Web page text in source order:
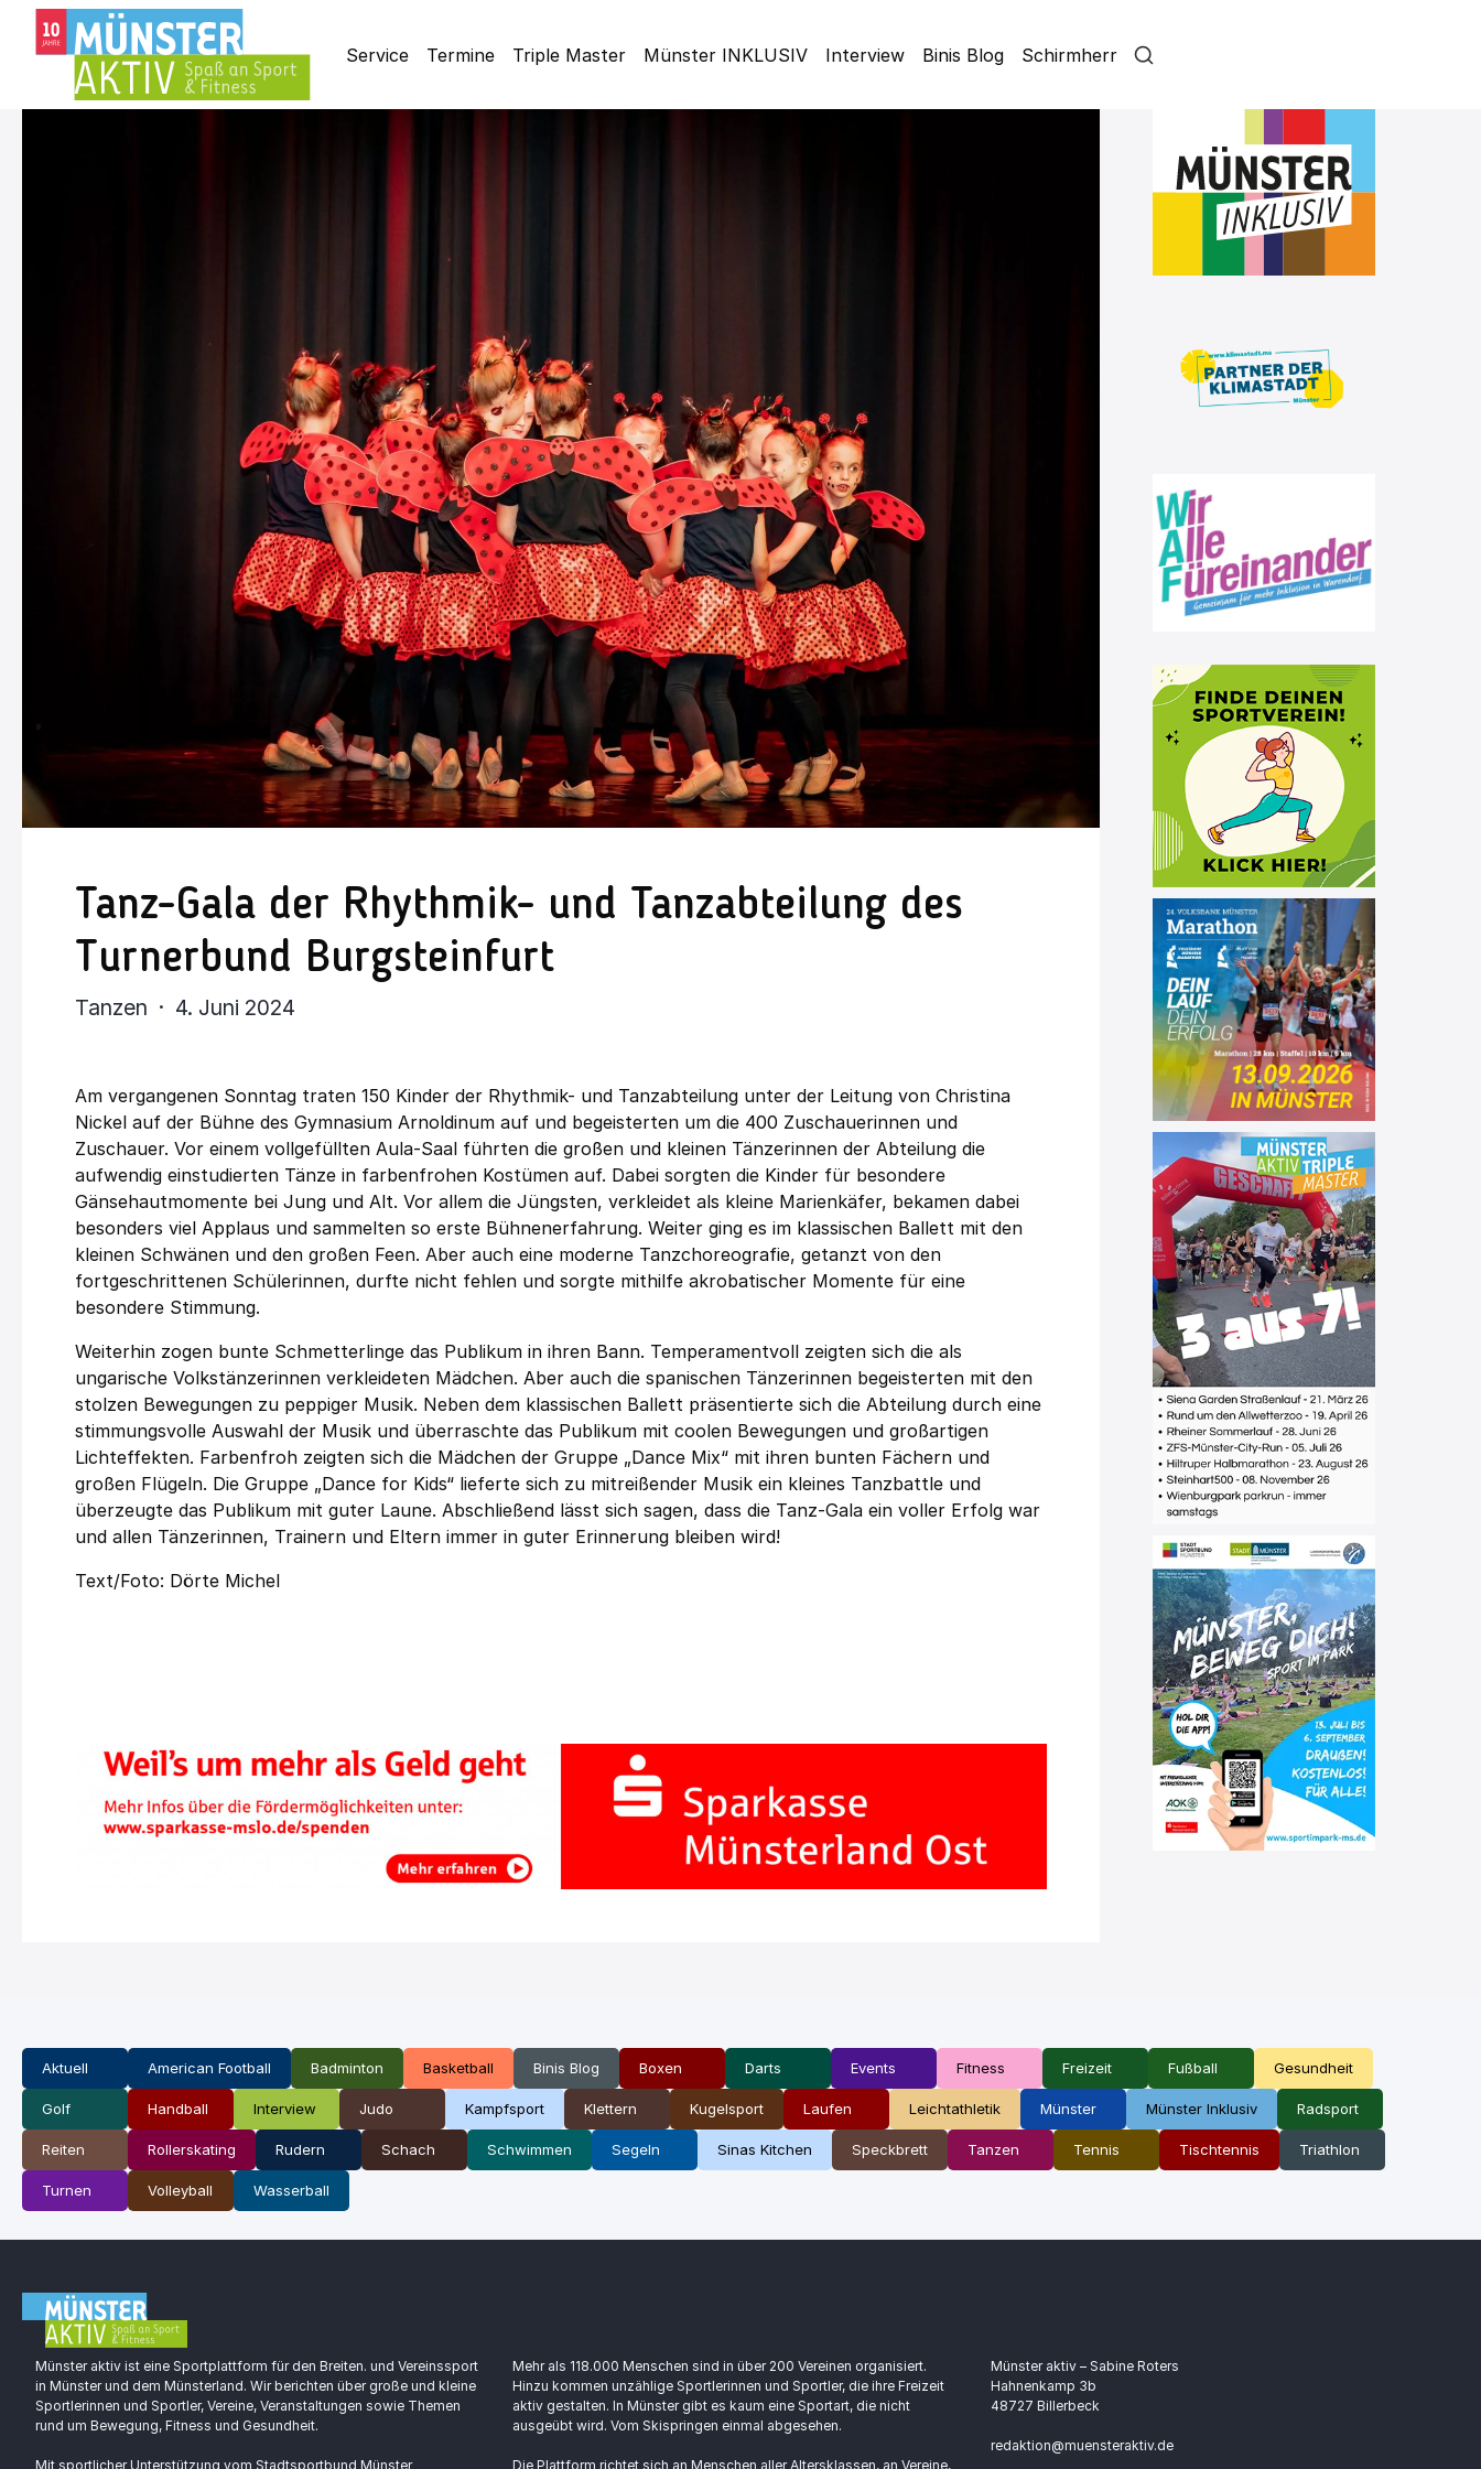
Service Termine Triple Master Münster INKLUSIV Interview Binis Blog Schirmherr
Tanz-Gala der Rhythmik- und Tanzabteilung des
Turnerbund Burgsteinfurt
Tanzen · 4. Juni 2024
Am vergangenen Sonntag traten 150 Kinder der Rhythmik- und Tanzabteilung unter der Leitung von Christina
Nickel auf der Bühne des Gymnasium Arnoldinum auf und begeisterten um die 400 Zuschauerinnen und
Zuschauer. Vor einem vollgefüllten Aula-Saal führten die großen und kleinen Tänzerinnen der Abteilung die
aufwendig einstudierten Tänze in farbenfrohen Kostümen auf. Dabei sorgten die Kinder für besondere
Gänsehautmomente bei Jung und Alt. Vor allem die Jüngsten, verkleidet als kleine Marienkäfer, bekamen dabei
besonders viel Applaus und sammelten so erste Bühnenerfahrung. Weiter ging es im klassischen Ballett mit den
kleinen Schwänen und den großen Feen. Aber auch eine moderne Tanzchoreografie, getanzt von den
fortgeschrittenen Schülerinnen, durfte nicht fehlen und sorgte mithilfe akrobatischer Momente für eine
besondere Stimmung.
Weiterhin zogen bunte Schmetterlinge das Publikum in ihren Bann. Temperamentvoll zeigten sich die als
ungarische Volkstänzerinnen verkleideten Mädchen. Aber auch die spanischen Tänzerinnen begeisterten mit den
stolzen Bewegungen zu peppiger Musik. Neben dem klassischen Ballett präsentierte sich die Abteilung durch eine
stimmungsvolle Auswahl der Musik und überraschte das Publikum mit coolen Bewegungen und großartigen
Lichteffekten. Farbenfroh zeigten sich die Mädchen der Gruppe „Dance Mix“ mit ihren bunten Fächern und
großen Flügeln. Die Gruppe „Dance for Kids“ lieferte sich zu mitreißender Musik ein kleines Tanzbattle und
überzeugte das Publikum mit guter Laune. Abschließend lässt sich sagen, dass die Tanz-Gala ein voller Erfolg war
und allen Tänzerinnen, Trainern und Eltern immer in guter Erinnerung bleiben wird!
Text/Foto: Dörte Michel
Aktuell American Football Badminton Basketball Binis Blog Boxen Darts Events Fitness Freizeit Fußball Gesundheit
Golf Handball Interview Judo Kampfsport Klettern Kugelsport Laufen Leichtathletik Münster Münster Inklusiv Radsport
Reiten Rollerskating Rudern Schach Schwimmen Segeln Sinas Kitchen Speckbrett Tanzen Tennis Tischtennis Triathlon
Turnen Volleyball Wasserball
Münster aktiv ist eine Sportplattform für den Breiten. und Vereinssport
in Münster und dem Münsterland. Wir berichten über große und kleine
Sportlerinnen und Sportler, Vereine, Veranstaltungen sowie Themen
rund um Bewegung, Fitness und Gesundheit.
Mit sportlicher Unterstützung vom Stadtsportbund Münster
Mehr als 118.000 Menschen sind in über 200 Vereinen organisiert.
Hinzu kommen unzählige Sportlerinnen und Sportler, die ihre Freizeit
aktiv gestalten. In Münster gibt es kaum eine Sportart, die nicht
ausgeübt wird. Vom Skispringen einmal abgesehen.
Die Plattform richtet sich an Menschen aller Altersklassen, an Vereine,
Münster aktiv – Sabine Roters
Hahnenkamp 3b
48727 Billerbeck
redaktion@muensteraktiv.de